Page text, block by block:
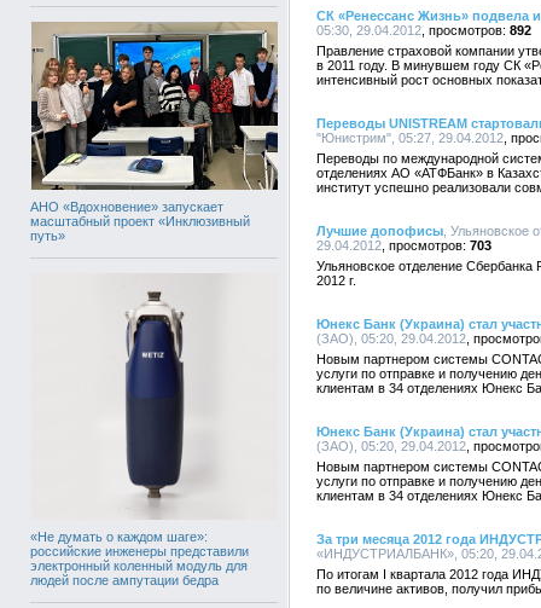
АНО «Вдохновение» запускает
масштабный проект «Инклюзивный
путь»
«Не думать о каждом шаге»:
российские инженеры представили
электронный коленный модуль для
людей после ампутации бедра
СК «Ренессанс Жизнь» подвела
05:30, 29.04.2012
892
Правление страховой компании
в 2011 году. В минувшем году СК
интенсивный рост основных
Переводы UNISTREAM
"Юнистрим", 05:27, 29.04.2012
Переводы по международной
отделениях АО «АТФБанк» в
институт успешно реализовали
Лучшие допофисы ,
29.04.2012
703
Ульяновское отделение Сбербанка
2012 г.
Юнекс Банк (Украина) стал
(ЗАО), 05:20, 29.04.2012
Новым партнером системы
услуги по отправке и получению
клиентам в 34 отделениях Юнекс
Юнекс Банк (Украина) стал
(ЗАО), 05:20, 29.04.2012
Новым партнером системы
услуги по отправке и получению
клиентам в 34 отделениях Юнекс
За три месяца 2012 года
«ИНДУСТРИАЛБАНК», 05:20,
По итогам I квартала 2012 года
по величине активов, получил